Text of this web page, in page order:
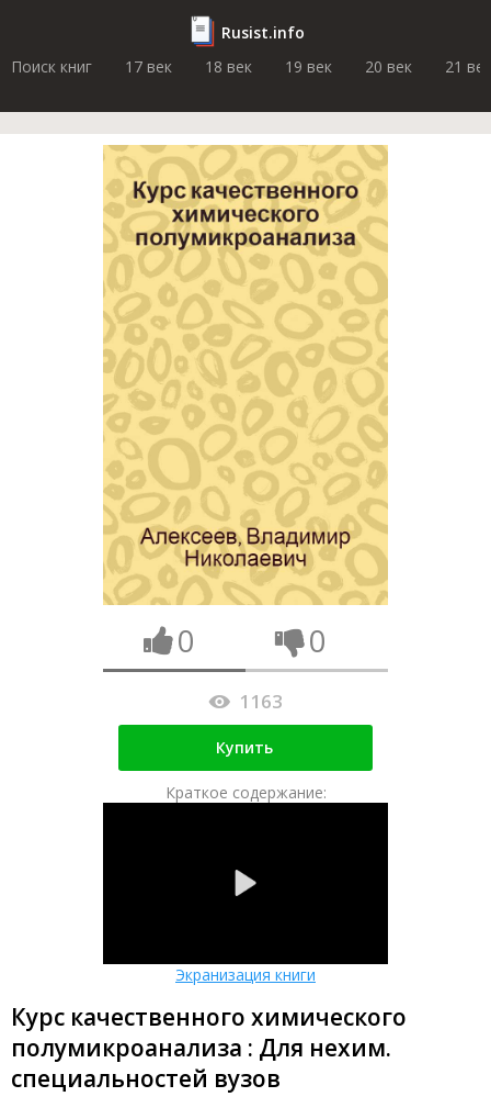
Rusist.info
Поиск книг
17 век 18 век 19 век 20 век 21 век
0 0
1163
Купить
Краткое содержание:
Экранизация книги
Курс качественного химического
полумикроанализа : Для нехим.
специальностей вузов